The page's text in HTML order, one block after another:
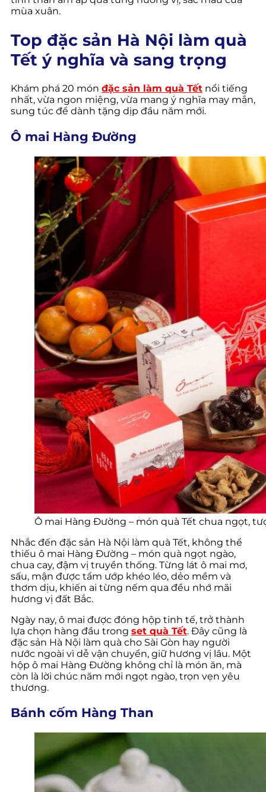
mùa xuân.
Top đặc sản Hà Nội làm quà
Tết ý nghĩa và sang trọng
Khám phá 20 món đặc sản làm quà Tết nổi tiếng
nhất, vừa ngon miệng, vừa mang ý nghĩa may mắn,
sung túc để dành tặng dịp đầu năm mới.
Ô mai Hàng Đường
Ô mai Hàng Đường – món quà Tết chua ngọt,
Nhắc đến đặc sản Hà Nội làm quà Tết, không thể
thiếu ô mai Hàng Đường – món quà ngọt ngào,
chua cay, đậm vị truyền thống. Từng lát ô mai mơ,
sấu, mận được tẩm ướp khéo léo, dẻo mềm và
thơm dịu, khiến ai từng nếm qua đều nhớ mãi
hương vị đất Bắc.
Ngày nay, ô mai được đóng hộp tinh tế, trở thành
lựa chọn hàng đầu trong set quà Tết. Đây cũng là
đặc sản Hà Nội làm quà cho Sài Gòn hay người
nước ngoài vì dễ vận chuyển, giữ hương vị lâu. Một
hộp ô mai Hàng Đường không chỉ là món ăn, mà
còn là lời chúc năm mới ngọt ngào, trọn vẹn yêu
thương.
Bánh cốm Hàng Than